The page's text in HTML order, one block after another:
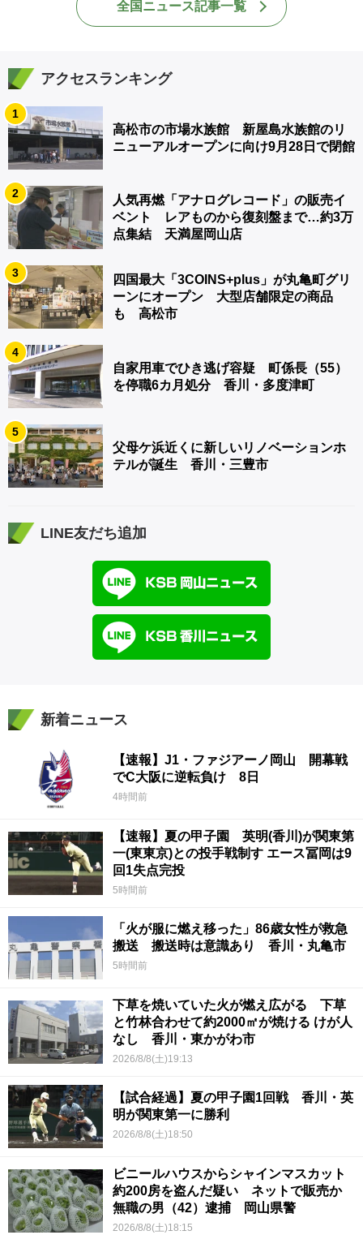
全国ニュース記事一覧
アクセスランキング
1
高松市の市場水族館 新屋島水族館のリ
ニューアルオープンに向け9月28日で閉館
2
人気再燃「アナログレコード」の販売イ
ベント レアものから復刻盤まで…約3万
点集結 天満屋岡山店
3
四国最大「3COINS+plus」が丸亀町グリ
ーンにオープン 大型店舗限定の商品
も 高松市
4
自家用車でひき逃げ容疑 町係長（55）
を停職6カ月処分 香川・多度津町
5
父母ケ浜近くに新しいリノベーションホ
テルが誕生 香川・三豊市
LINE友だち追加
新着ニュース
【速報】J1・ファジアーノ岡山 開幕戦
でC大阪に逆転負け 8日
4時間前
【速報】夏の甲子園 英明(香川)が関東第
一(東東京)との投手戦制す エース冨岡は9
回1失点完投
5時間前
「火が服に燃え移った」86歳女性が救急
搬送 搬送時は意識あり 香川・丸亀市
5時間前
下草を焼いていた火が燃え広がる 下草
と竹林合わせて約2000㎡が焼ける けが人
なし 香川・東かがわ市
2026/8/8(土)19:13
【試合経過】夏の甲子園1回戦 香川・英
明が関東第一に勝利
2026/8/8(土)18:50
ビニールハウスからシャインマスカット
約200房を盗んだ疑い ネットで販売か
無職の男（42）逮捕 岡山県警
2026/8/8(土)18:15